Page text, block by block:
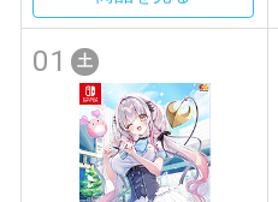
01 土